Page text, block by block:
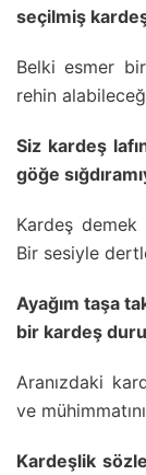
seçilmiş
Belki esmer
rehin
Siz kardeş
göğe
Kardeş demek
Bir sesiyle
Ayağım taşa
bir kardeş
Aranızdaki
ve
Kardeşlik